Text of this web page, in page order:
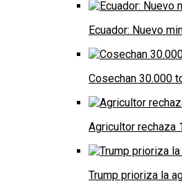
Ecuador: Nuevo
Cosechan 30.000
Agricultor rechaza
Trump prioriza la